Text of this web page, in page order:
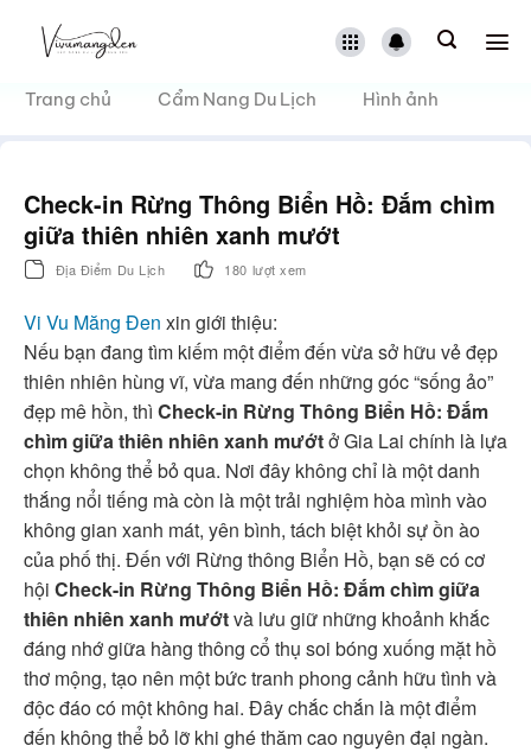
dungTrang chủ Cẩm Nang Du Lịch Hình ảnh
Check-in Rừng Thông Biển Hồ: Đắm chìm
giữa thiên nhiên xanh mướt
Địa Điểm Du Lịch 180 lượt xem
Vi Vu Măng Đen xin giới thiệu:
Nếu bạn đang tìm kiếm một điểm đến vừa sở hữu vẻ đẹp
thiên nhiên hùng vĩ, vừa mang đến những góc “sống ảo”
đẹp mê hồn, thì Check-in Rừng Thông Biển Hồ: Đắm
chìm giữa thiên nhiên xanh mướtở Gia Lai chính là lựa
chọn không thể bỏ qua. Nơi đây không chỉ là một danh
thắng nổi tiếng mà còn là một trải nghiệm hòa mình vào
không gian xanh mát, yên bình, tách biệt khỏi sự ồn ào
của phố thị. Đến với Rừng thông Biển Hồ, bạn sẽ có cơ
hội Check-in Rừng Thông Biển Hồ: Đắm chìm giữa
thiên nhiên xanh mướtvà lưu giữ những khoảnh khắc
đáng nhớ giữa hàng thông cổ thụ soi bóng xuống mặt hồ
thơ mộng, tạo nên một bức tranh phong cảnh hữu tình và
độc đáo có một không hai. Đây chắc chắn là một điểm
đến không thể bỏ lỡ khi ghé thăm cao nguyên đại ngàn.